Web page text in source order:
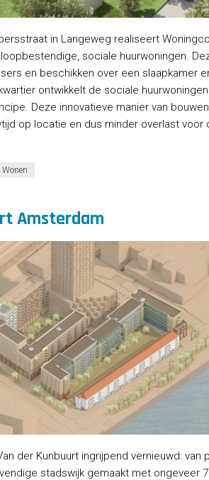
in Langeweg realiseert
sociale huurwoningen.
en beschikken over een slaapkamer
ontwikkelt de sociale
Deze innovatieve manier van
op locatie en dus minder overlast voor
Wonen
Amsterdam
der Kunbuurt ingrijpend vernieuwd: van
stadswijk gemaakt met ongeveer